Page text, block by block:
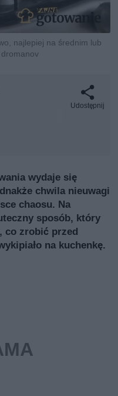
najlepiej na średnim lub
dromanov
Udostępnij
wydaje się
chwila nieuwagi
chaosu. Na
sposób, który
co zrobić przed
na kuchenkę.